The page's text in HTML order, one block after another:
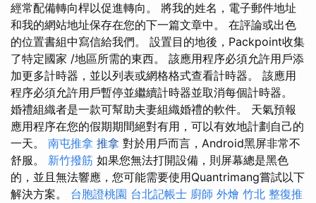
經常配備轉向桿以促進轉向。 將我的姓名，電子郵件地址
和我的網站地址保存在您的下一篇文章中。 在評論或出色
的位置書組中寫信給我們。 設置目的地後，Packpoint收集
了特定國家 /地區所需的東西。 該應用程序必須允許用戶添
加更多計時器，並以列表或網格格式查看計時器。 該應用
程序必須允許用戶暫停並繼續計時器並取消每個計時器。
婚禮組織者是一款可幫助夫妻組織婚禮的軟件。 天氣預報
應用程序在您的假期期間絕對有用，可以有效地計劃自己的
一天。 南屯推拿 推拿 對於用戶而言，Android黑屏非常不
舒服。 新竹撥筋 如果您無法打開設備，則屏幕總是黑色
的，並且無法響應，您可能需要使用Quantrimang嘗試以下
解決方案。 台胞證桃園 台北記帳士 廚師 外燴 竹北 整復推